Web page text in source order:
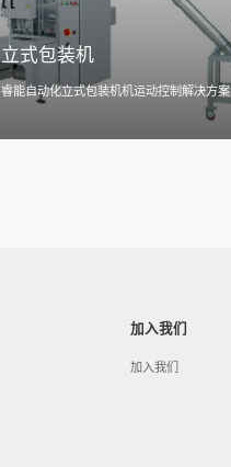
立式包装机
睿能自动化立式包装机机运动控制解决方案
加入我们
加入我们